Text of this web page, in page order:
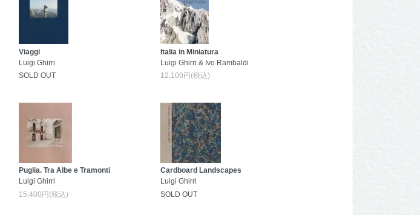
Viaggi
Luigi Ghirri
SOLD OUT
Italia in Miniatura
Luigi Ghirri & Ivo Rambaldi
12,100円(税込)
Puglia. Tra Albe e Tramonti
Luigi Ghirri
15,400円(税込)
Cardboard Landscapes
Luigi Ghirri
SOLD OUT